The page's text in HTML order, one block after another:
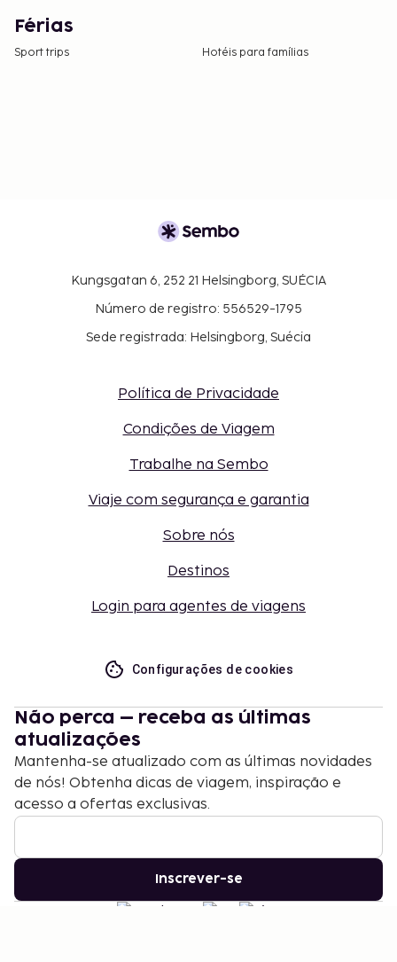
Férias
Sport trips Hotéis para famílias
Kungsgatan 6, 252 21 Helsingborg, SUÉCIA
Número de registro: 556529-1795
Sede registrada: Helsingborg, Suécia
Política de Privacidade
Condições de Viagem
Trabalhe na Sembo
Viaje com segurança e garantia
Sobre nós
Destinos
Login para agentes de viagens
Configurações de cookies
Não perca – receba as últimas
atualizações
Mantenha-se atualizado com as últimas novidades
de nós! Obtenha dicas de viagem, inspiração e
acesso a ofertas exclusivas.
Inscrever-se